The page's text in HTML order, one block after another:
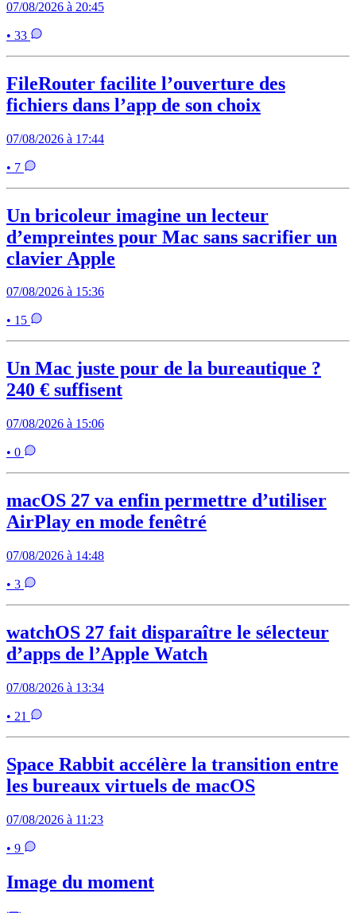
07/08/2026 à 20:45
• 33
FileRouter facilite l’ouverture des
fichiers dans l’app de son choix
07/08/2026 à 17:44
• 7
Un bricoleur imagine un lecteur
d’empreintes pour Mac sans sacrifier un
clavier Apple
07/08/2026 à 15:36
• 15
Un Mac juste pour de la bureautique ?
240 € suffisent
07/08/2026 à 15:06
• 0
macOS 27 va enfin permettre d’utiliser
AirPlay en mode fenêtré
07/08/2026 à 14:48
• 3
watchOS 27 fait disparaître le sélecteur
d’apps de l’Apple Watch
07/08/2026 à 13:34
• 21
Space Rabbit accélère la transition entre
les bureaux virtuels de macOS
07/08/2026 à 11:23
• 9
Image du moment